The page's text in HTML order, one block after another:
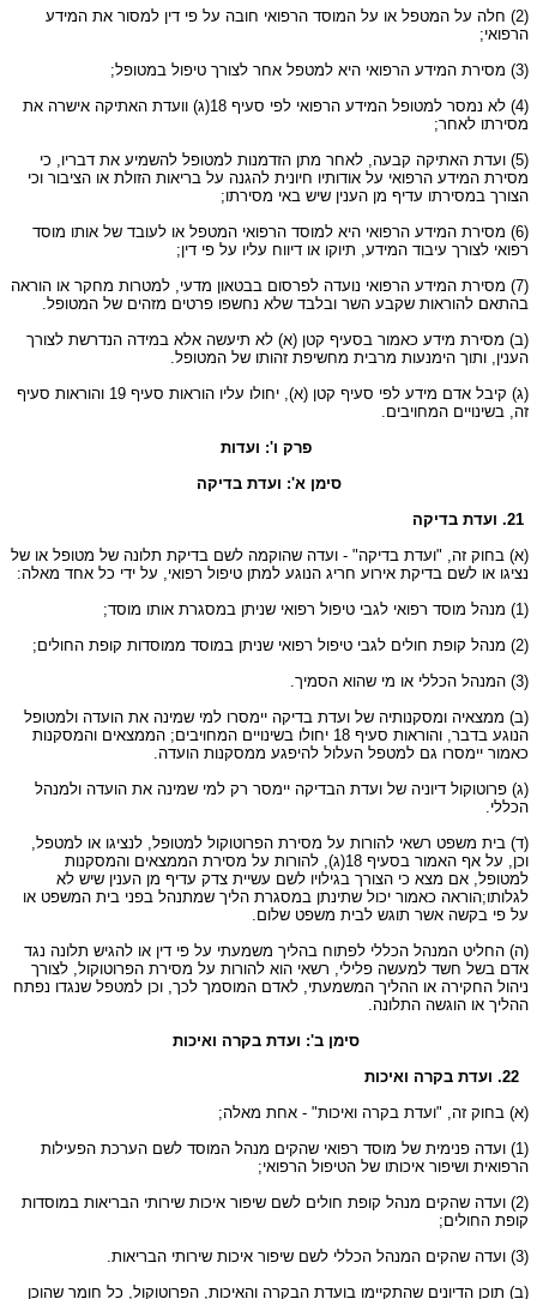
(2) חלה על המטפל או על המוסד הרפואי חובה על פי דין למסור את המידע
הרפואי;
(3) מסירת המידע הרפואי היא למטפל אחר לצורך טיפול במטופל;
(4) לא נמסר למטופל המידע הרפואי לפי סעיף 18(ג) וועדת האתיקה אישרה את
מסירתו לאחר;
(5) ועדת האתיקה קבעה, לאחר מתן הזדמנות למטופל להשמיע את דבריו, כי
מסירת המידע הרפואי על אודותיו חיונית להגנה על בריאות הזולת או הציבור וכי
הצורך במסירתו עדיף מן הענין שיש באי מסירתו;
(6) מסירת המידע הרפואי היא למוסד הרפואי המטפל או לעובד של אותו מוסד
רפואי לצורך עיבוד המידע, תיוקו או דיווח עליו על פי דין;
(7) מסירת המידע הרפואי נועדה לפרסום בבטאון מדעי, למטרות מחקר או הוראה
בהתאם להוראות שקבע השר ובלבד שלא נחשפו פרטים מזהים של המטופל.
(ב) מסירת מידע כאמור בסעיף קטן (א) לא תיעשה אלא במידה הנדרשת לצורך
הענין, ותוך הימנעות מרבית מחשיפת זהותו של המטופל.
(ג) קיבל אדם מידע לפי סעיף קטן (א), יחולו עליו הוראות סעיף 19 והוראות סעיף
זה, בשינויים המחויבים.
פרק ו': ועדות
סימן א': ועדת בדיקה
21. ועדת בדיקה
(א) בחוק זה, "ועדת בדיקה" - ועדה שהוקמה לשם בדיקת תלונה של מטופל או של
נציגו או לשם בדיקת אירוע חריג הנוגע למתן טיפול רפואי, על ידי כל אחד מאלה:
(1) מנהל מוסד רפואי לגבי טיפול רפואי שניתן במסגרת אותו מוסד;
(2) מנהל קופת חולים לגבי טיפול רפואי שניתן במוסד ממוסדות קופת החולים;
(3) המנהל הכללי או מי שהוא הסמיך.
(ב) ממצאיה ומסקנותיה של ועדת בדיקה יימסרו למי שמינה את הועדה ולמטופל
הנוגע בדבר, והוראות סעיף 18 יחולו בשינויים המחויבים; הממצאים והמסקנות
כאמור יימסרו גם למטפל העלול להיפגע ממסקנות הועדה.
(ג) פרוטוקול דיוניה של ועדת הבדיקה יימסר רק למי שמינה את הועדה ולמנהל
הכללי.
(ד) בית משפט רשאי להורות על מסירת הפרוטוקול למטופל, לנציגו או למטפל,
וכן, על אף האמור בסעיף 18(ג), להורות על מסירת הממצאים והמסקנות
למטופל, אם מצא כי הצורך בגילויו לשם עשיית צדק עדיף מן הענין שיש לא
לגלותו;הוראה כאמור יכול שתינתן במסגרת הליך שמתנהל בפני בית המשפט או
על פי בקשה אשר תוגש לבית משפט שלום.
(ה) החליט המנהל הכללי לפתוח בהליך משמעתי על פי דין או להגיש תלונה נגד
אדם בשל חשד למעשה פלילי, רשאי הוא להורות על מסירת הפרוטוקול, לצורך
ניהול החקירה או ההליך המשמעתי, לאדם המוסמך לכך, וכן למטפל שנגדו נפתח
ההליך או הוגשה התלונה.
סימן ב': ועדת בקרה ואיכות
(א) בחוק זה, "ועדת בקרה ואיכות" - אחת מאלה;
(1) ועדה פנימית של מוסד רפואי שהקים מנהל המוסד לשם הערכת הפעילות
הרפואית ושיפור איכותו של הטיפול הרפואי;
(2) ועדה שהקים מנהל קופת חולים לשם שיפור איכות שירותי הבריאות במוסדות
קופת החולים;
(3) ועדה שהקים המנהל הכללי לשם שיפור איכות שירותי הבריאות.
(ב) תוכן הדיונים שהתקיימו בועדת הבקרה והאיכות, הפרוטוקול, כל חומר שהוכן